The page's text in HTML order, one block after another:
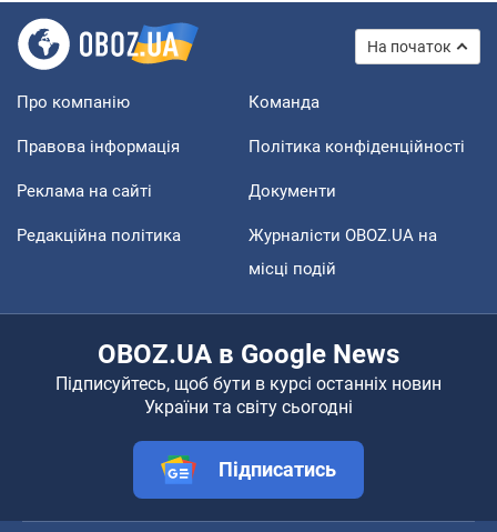
На початок
Про компанію Команда
Правова інформація Політика конфіденційності
Реклама на сайті Документи
Редакційна політика
Журналісти OBOZ.UA на
місці подій
OBOZ.UA в Google News
Підписуйтесь, щоб бути в курсі останніх новин
України та світу сьогодні
Підписатись